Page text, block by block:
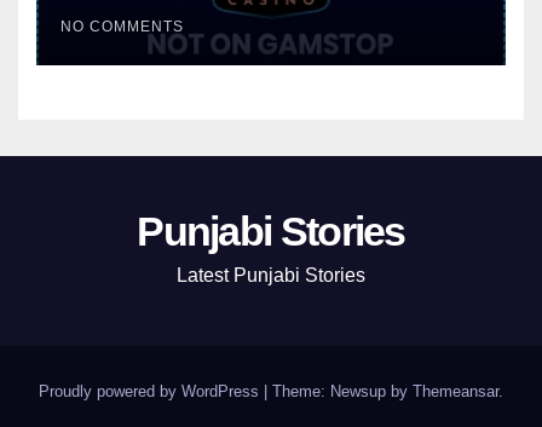
NO COMMENTS
Punjabi Stories
Latest Punjabi Stories
Proudly powered by WordPress Theme: Newsup by Themeansar.